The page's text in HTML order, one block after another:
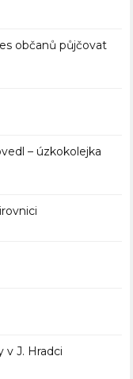
občanů půjčovat
– úzkokolejka
v J. Hradci